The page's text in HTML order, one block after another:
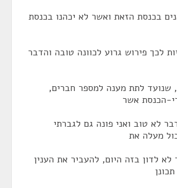
בכנסת הזאת ואשר לא יכהנו בכנסת
לכך פירוש גרוע לכוונה טובה והדבר
שנועד לתת מענה למספר חברים,
הכנסת אשר
לא טוב ואני פונה גם לגברתי
מעלה את
לדון בזה היום, להעביר את הענין